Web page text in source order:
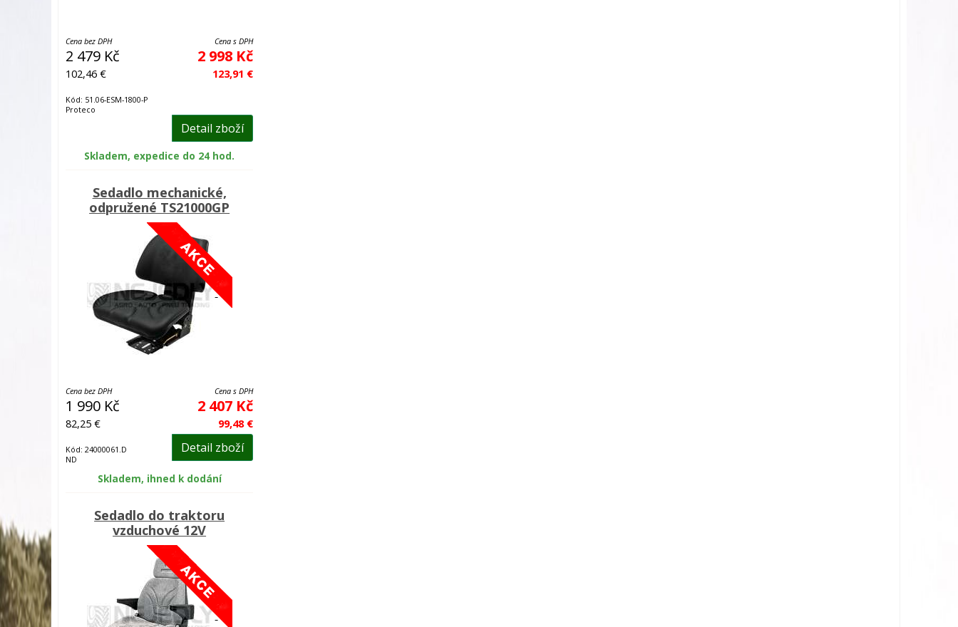
Cena bez DPH
2 479 Kč
102,46 €
Cena s DPH
2 998 Kč
123,91 €
Kód: 51.06-ESM-1800-P
Proteco
Detail zboží
Skladem, expedice do 24 hod.
Sedadlo mechanické,
odpružené TS21000GP
Cena bez DPH
1 990 Kč
82,25 €
Cena s DPH
2 407 Kč
99,48 €
Kód: 24000061.D
ND
Detail zboží
Skladem, ihned k dodání
Sedadlo do traktoru
vzduchové 12V